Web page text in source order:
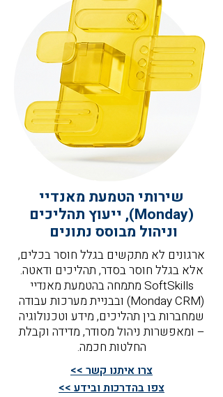
שירותי הטמעת מאנדיי
(Monday), ייעוץ תהליכים
וניהול מבוסס נתונים
ארגונים לא מתקשים בגלל חוסר בכלים,
אלא בגלל חוסר בסדר, תהליכים ודאטה.
SoftSkills מתמחה בהטמעת מאנדיי
(Monday CRM) ובבניית מערכות עבודה
שמחברות בין תהליכים, מידע וטכנולוגיה
– ומאפשרות ניהול מסודר, מדידה וקבלת
החלטות חכמה.
צרו איתנו קשר >>
צפו בהדרכות ובידע >>